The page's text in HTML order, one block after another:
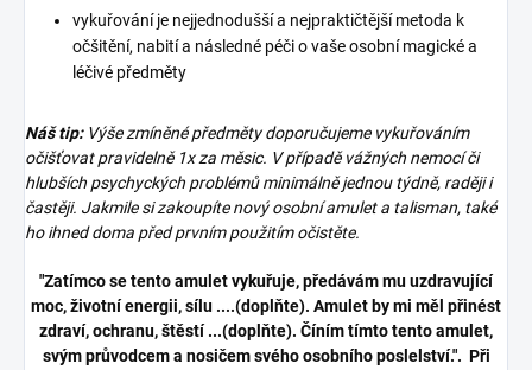
vykuřování je nejjednodušší a nejpraktičtější metoda k
očšitění, nabití a následné péči o vaše osobní magické a
léčivé předměty
Náš tip:Výše zmíněné předměty doporučujeme vykuřováním
očišťovat pravidelně 1x za měsic. V případě vážných nemocí či
hlubších psychyckých problémů minimálně jednou týdně, raději i
častěji. Jakmile si zakoupíte nový osobní amulet a talisman, také
ho ihned doma před prvním použitím očistěte.
"Zatímco se tento amulet vykuřuje, předávám mu uzdravující
moc, životní energii, sílu ....(doplňte). Amulet by mi měl přinést
zdraví, ochranu, štěstí ...(doplňte). Číním tímto tento amulet,
svým průvodcem a nosičem svého osobního poslelství.". Při